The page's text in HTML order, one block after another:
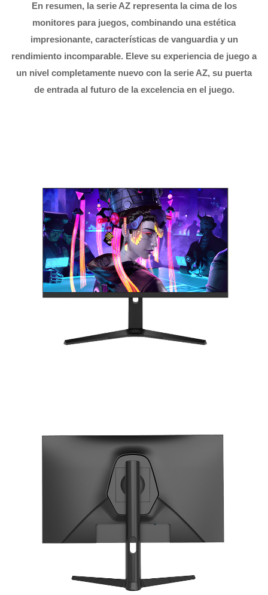
En resumen, la serie AZ representa la cima de los
monitores para juegos, combinando una estética
impresionante, características de vanguardia y un
rendimiento incomparable. Eleve su experiencia de juego a
un nivel completamente nuevo con la serie AZ, su puerta
de entrada al futuro de la excelencia en el juego.